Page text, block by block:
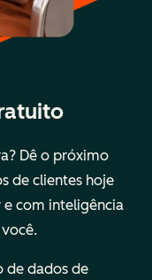
Dê o próximo
de clientes hoje
e com inteligência
de dados de